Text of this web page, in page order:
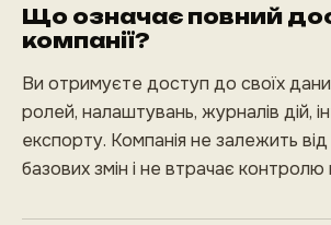
Що означає повний
компанії?
Ви отримуєте доступ до своїх
ролей, налаштувань, журналів дій,
експорту. Компанія не залежить
базових змін і не втрачає